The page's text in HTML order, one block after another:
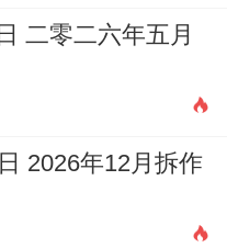
二零二六年五月
2026年12月拆作